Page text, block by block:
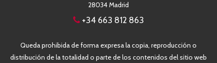
28034 Madrid
+34 663 812 863
Queda prohibida de forma expresa la copia, reproducción o
distribución de la totalidad o parte de los contenidos del sitio web